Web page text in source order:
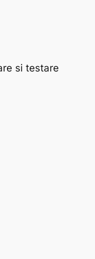
si testare